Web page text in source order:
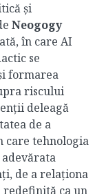
și
Neogogy
în care AI
se
formarea
riscului
deleagă
de a
care tehnologia
de a relaționa
redefinită ca un